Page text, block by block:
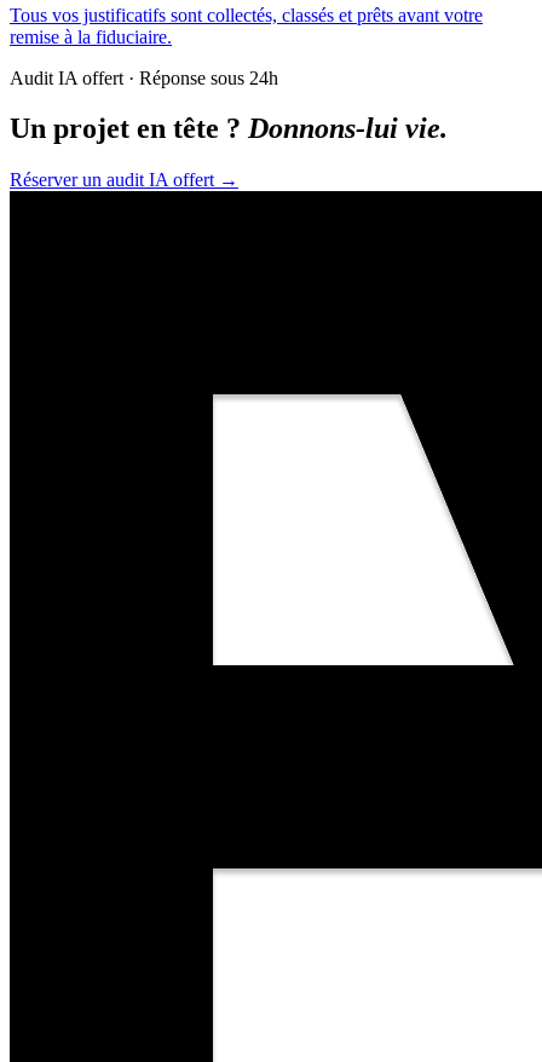
Tous vos justificatifs sont collectés, classés et prêts avant votre
remise à la fiduciaire.
Audit IA offert · Réponse sous 24h
Un projet en tête ? Donnons-lui vie.
Réserver un audit IA offert →